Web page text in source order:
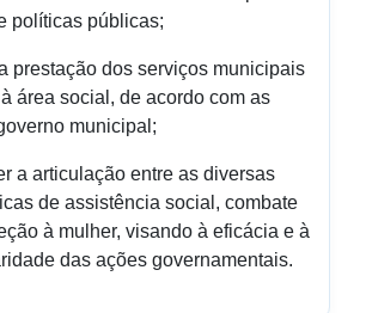
políticas públicas;
prestação dos serviços municipais
área social, de acordo com as
municipal;
a articulação entre as diversas
de assistência social, combate
à mulher, visando à eficácia e à
das ações governamentais.